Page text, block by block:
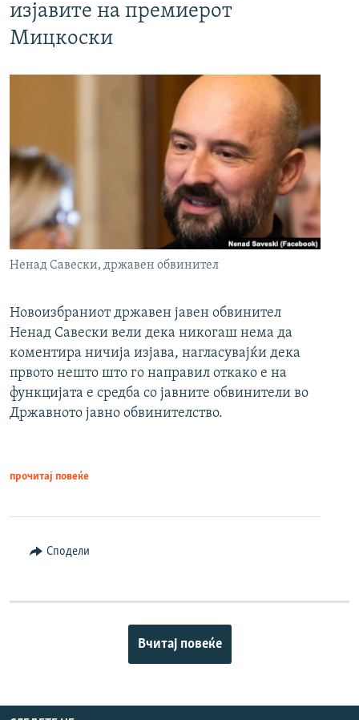
изјавите на премиерот
Мицкоски
Ненад Савески, државен обвинител
Новоизбраниот државен јавен обвинител
Ненад Савески вели дека никогаш нема да
коментира ничија изјава, нагласувајќи дека
првото нешто што го направил откако е на
функцијата е средба со јавните обвинители во
Државното јавно обвинителство.
прочитај повеќе
Сподели
Вчитај повеќе